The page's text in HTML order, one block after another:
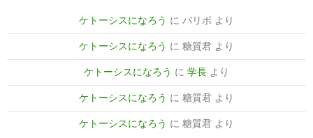
ケトーシスになろう に バリボ より
ケトーシスになろう に 糖質君 より
ケトーシスになろう に 学長 より
ケトーシスになろう に 糖質君 より
ケトーシスになろう に 糖質君 より